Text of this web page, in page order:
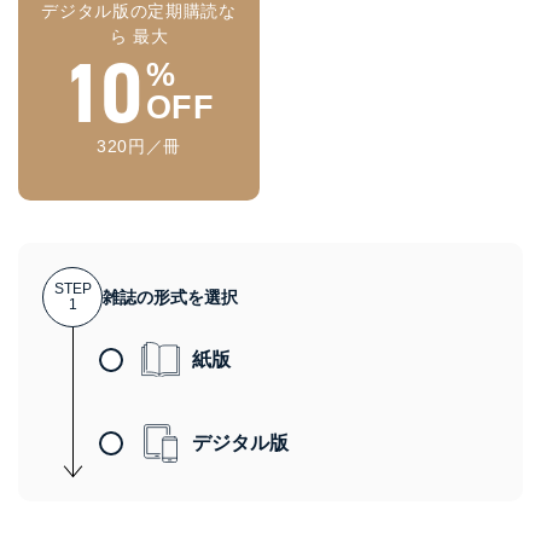
デジタル版の定期購読な
ら 最大
10%
OFF
320円／冊
STEP
1
雑誌の形式を選択
紙版
デジタル版